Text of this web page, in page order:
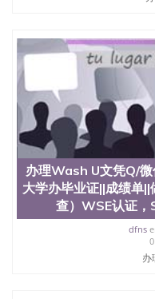
外烫金照片QQ微信
外硕士文凭办理QQ微
吗QQ微信551190476
551190476国外本科
551190476国外大学
国外文凭可找工作QQ
证QQ微信551190476
551190476国外编号
文凭要交定金吗QQ微
QQ微信551190476网
551190476学士学位证
国外资格证书办理QQ
证QQ微信551190476
551190476 圣何塞州
University, 又译为“圣
年，简称SJSU，是
办理Wash U文凭Q/
大学办毕业证||成绩单
查）WSE认证，
dfns
办